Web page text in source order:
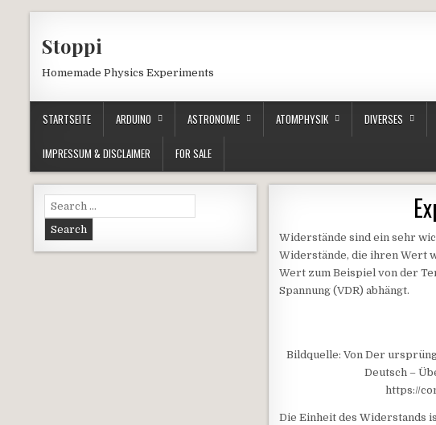
Stoppi
Homemade Physics Experiments
STARTSEITE ARDUINO ASTRONOMIE ATOMPHYSIK DIVERSES
IMPRESSUM & DISCLAIMER FOR SALE
Widerstände sind ein sehr
Widerstände, die ihren Wert
Wert zum Beispiel von der
Spannung (VDR) abhängt.
Bildquelle: Von Der
Deutsch –
https://
Die Einheit des Widerstands
Search for: